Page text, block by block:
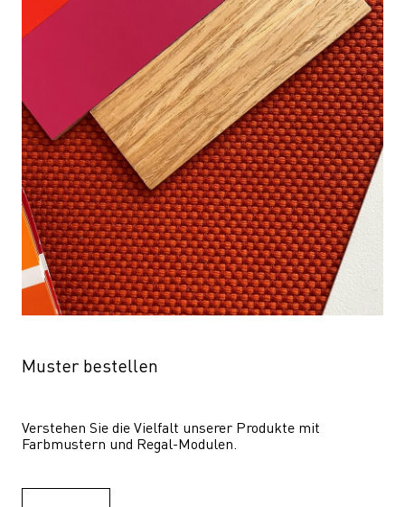
Muster bestellen
Verstehen Sie die Vielfalt unserer Produkte mit
Farbmustern und Regal-Modulen.